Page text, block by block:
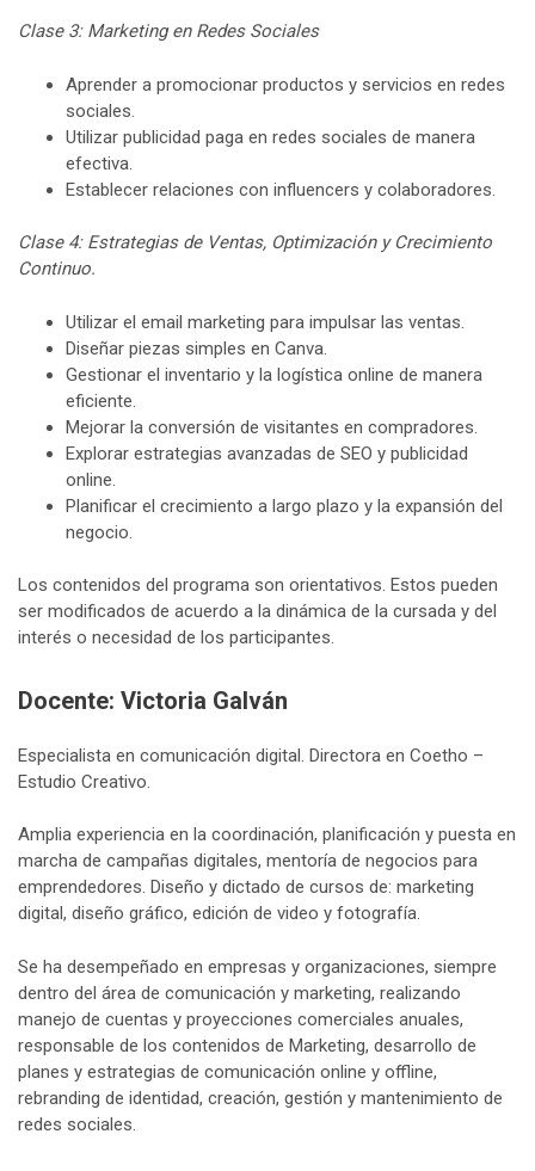
Clase 3: Marketing en Redes Sociales
Aprender a promocionar productos y servicios en redes
sociales.
Utilizar publicidad paga en redes sociales de manera
efectiva.
Establecer relaciones con influencers y colaboradores.
Clase 4: Estrategias de Ventas, Optimización y Crecimiento
Continuo.
Utilizar el email marketing para impulsar las ventas.
Diseñar piezas simples en Canva.
Gestionar el inventario y la logística online de manera
eficiente.
Mejorar la conversión de visitantes en compradores.
Explorar estrategias avanzadas de SEO y publicidad
online.
Planificar el crecimiento a largo plazo y la expansión del
negocio.
Los contenidos del programa son orientativos. Estos pueden
ser modificados de acuerdo a la dinámica de la cursada y del
interés o necesidad de los participantes.
Docente: Victoria Galván
Especialista en comunicación digital. Directora en Coetho –
Estudio Creativo.
Amplia experiencia en la coordinación, planificación y puesta en
marcha de campañas digitales, mentoría de negocios para
emprendedores. Diseño y dictado de cursos de: marketing
digital, diseño gráfico, edición de video y fotografía.
Se ha desempeñado en empresas y organizaciones, siempre
dentro del área de comunicación y marketing, realizando
manejo de cuentas y proyecciones comerciales anuales,
responsable de los contenidos de Marketing, desarrollo de
planes y estrategias de comunicación online y offline,
rebranding de identidad, creación, gestión y mantenimiento de
redes sociales.